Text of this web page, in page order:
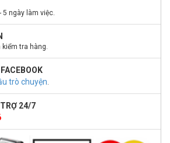
5 ngày làm việc.
kiểm tra hàng.
trò chuyện.
24/7